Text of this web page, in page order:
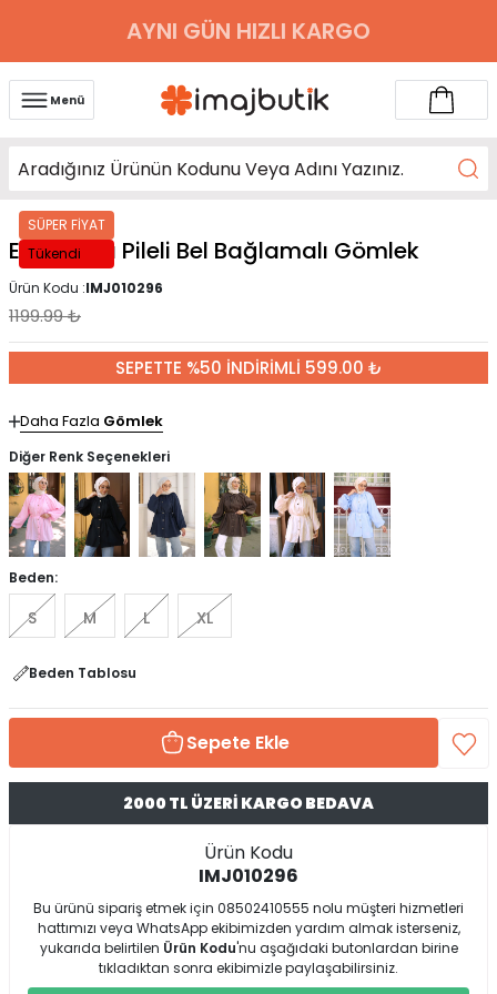
AYNI GÜN HIZLI KARGO
Menü
SÜPER FİYAT
Tükendi
Ekru Yaka Pileli Bel Bağlamalı Gömlek
Ürün Kodu :IMJ010296
1199.99₺
SEPETTE %50 İNDİRİMLİ 599.00 ₺
Daha Fazla Gömlek
Diğer Renk Seçenekleri
Beden:
S M L XL
Beden Tablosu
Sepete Ekle
2000 TL ÜZERİ KARGO BEDAVA
Ürün Kodu
IMJ010296
Bu ürünü sipariş etmek için 08502410555 nolu müşteri hizmetleri
hattımızı veya WhatsApp ekibimizden yardım almak isterseniz,
yukarıda belirtilen Ürün Kodu'nu aşağıdaki butonlardan birine
tıkladıktan sonra ekibimizle paylaşabilirsiniz.